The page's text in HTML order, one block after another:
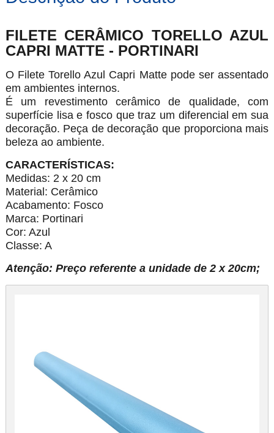
FILETE CERÂMICO TORELLO AZUL
CAPRI MATTE - PORTINARI
O Filete Torello Azul Capri Matte pode ser assentado
em ambientes internos.
É um revestimento cerâmico de qualidade, com
superfície lisa e fosco que traz um diferencial em sua
decoração. Peça de decoração que proporciona mais
beleza ao ambiente.
CARACTERÍSTICAS:
Medidas: 2 x 20 cm
Material: Cerâmico
Acabamento: Fosco
Marca: Portinari
Cor: Azul
Classe: A
Atenção: Preço referente a unidade de 2 x 20cm;